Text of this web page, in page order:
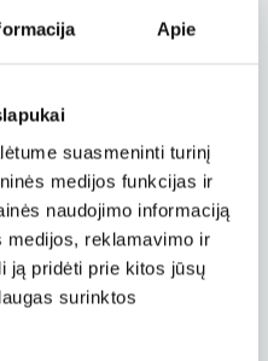
Apie
suasmeninti turinį
medijos funkcijas ir
naudojimo informaciją
medijos, reklamavimo ir
ją pridėti prie kitos jūsų
surinktos
privalome eiti į
į prekybos centrą
pirma mintis būna
nuo namų, tai
kaip galima
viską, kas tik
kad aktyvus
kad suteikia